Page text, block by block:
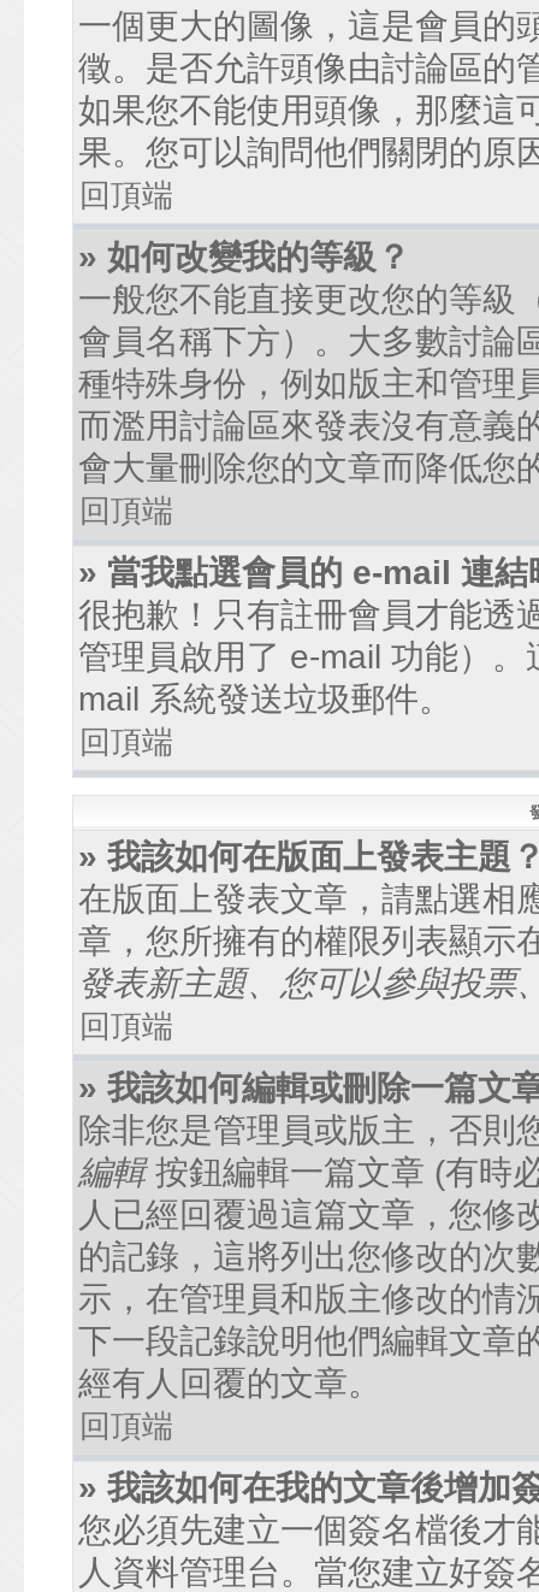
一個更大的圖像，這是會員的
徵。是否允許頭像由討論區的
如果您不能使用頭像，那麼這
果。您可以詢問他們關閉的原
回頂端
» 如何改變我的等級？
一般您不能直接更改您的等級
會員名稱下方）。大多數討論
種特殊身份，例如版主和管理
而濫用討論區來發表沒有意義
會大量刪除您的文章而降低您
回頂端
» 當我點選會員的 e-mail 連
很抱歉！只有註冊會員才能透
管理員啟用了 e-mail 功能）
mail 系統發送垃圾郵件。
回頂端
» 我該如何在版面上發表主題
在版面上發表文章，請點選相
章，您所擁有的權限列表顯示
發表新主題、您可以參與投票
回頂端
» 我該如何編輯或刪除一篇文
除非您是管理員或版主，否則
編輯按鈕編輯一篇文章 (有時
人已經回覆過這篇文章，您修
的記錄，這將列出您修改的次
示，在管理員和版主修改的情
下一段記錄說明他們編輯文章
經有人回覆的文章。
回頂端
» 我該如何在我的文章後增加
您必須先建立一個簽名檔後才
人資料管理台。當您建立好簽